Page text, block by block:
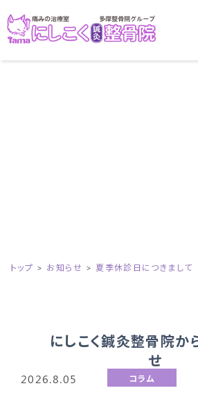
トップ お知らせ 夏季休診日につきまして
にしこく鍼灸整骨院か
せ
2026.8.05 コラム